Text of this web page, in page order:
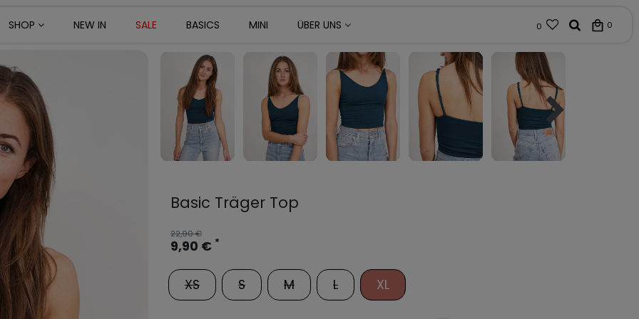
SHOP NEW IN SALE BASICS MINI ÜBER UNS 0 0
Basic Träger Top
22,90 €
9,90 € *
XS S M L XL